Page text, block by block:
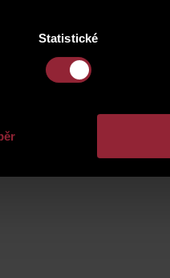
Statistické